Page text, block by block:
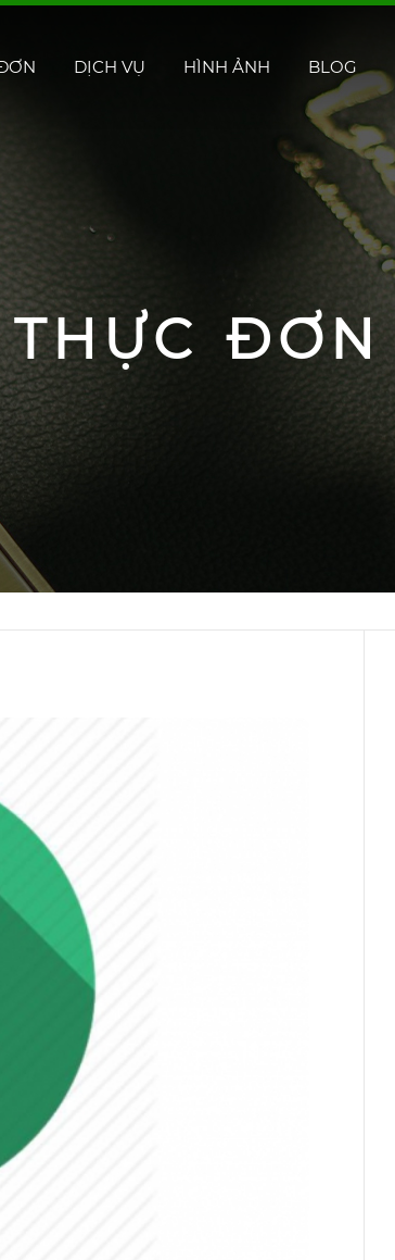
DỊCH VỤ HÌNH ẢNH BLOG
ĐƠN